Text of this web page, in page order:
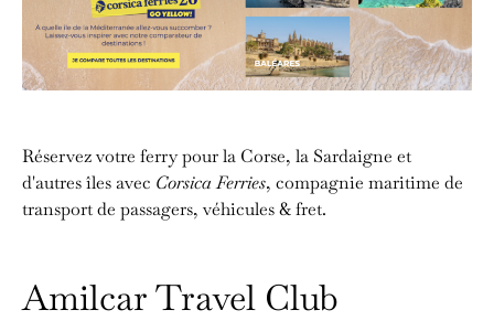
Réservez votre ferry pour la Corse, la Sardaigne et
d'autres îles avec Corsica Ferries, compagnie maritime de
transport de passagers, véhicules & fret.
Amilcar Travel Club